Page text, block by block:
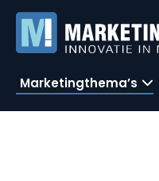
Marketingthema’s